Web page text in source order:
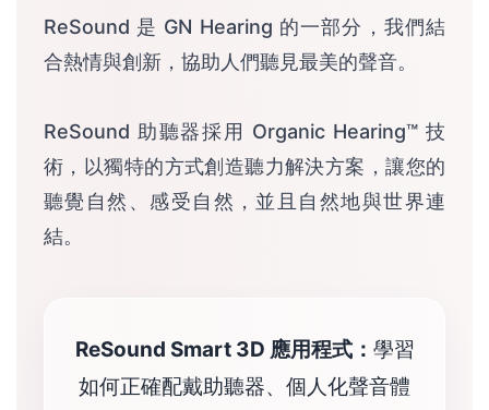
ReSound 是 GN Hearing 的一部分，我們結
合熱情與創新，協助人們聽見最美的聲音。
ReSound 助聽器採用 Organic Hearing™ 技
術，以獨特的方式創造聽力解決方案，讓您的
聽覺自然、感受自然，並且自然地與世界連
結。
ReSound Smart 3D 應用程式： 學習
如何正確配戴助聽器、個人化聲音體